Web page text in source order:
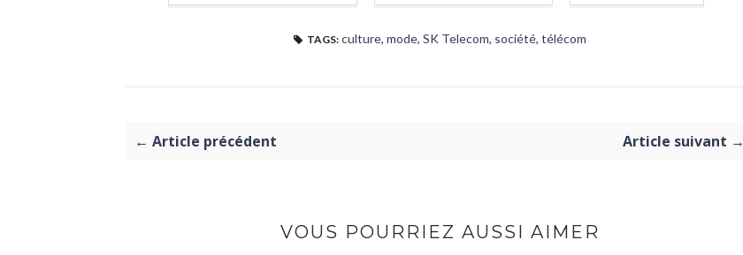
TAGS: culture, mode, SK Telecom, société, télécom
← Article précédent Article suivant →
VOUS POURRIEZ AUSSI AIMER